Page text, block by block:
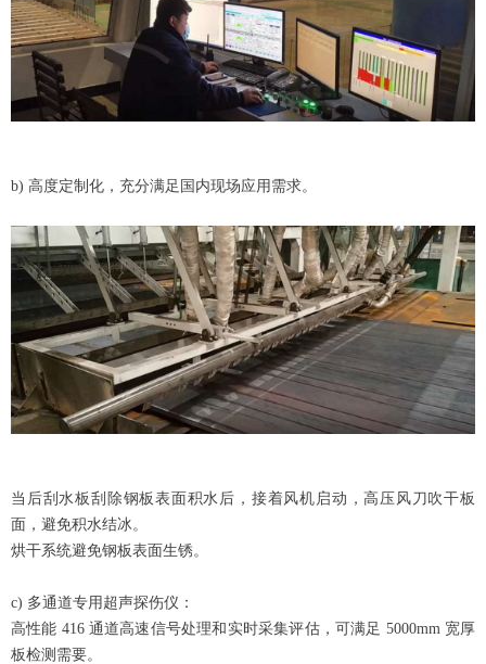
b) 高度定制化，充分满足国内现场应用需求。
当后刮水板刮除钢板表面积水后，接着风机启动，高压风刀吹干板
面，避免积水结冰。
烘干系统避免钢板表面生锈。
c) 多通道专用超声探伤仪：
高性能 416 通道高速信号处理和实时采集评估，可满足 5000mm 宽厚
板检测需要。